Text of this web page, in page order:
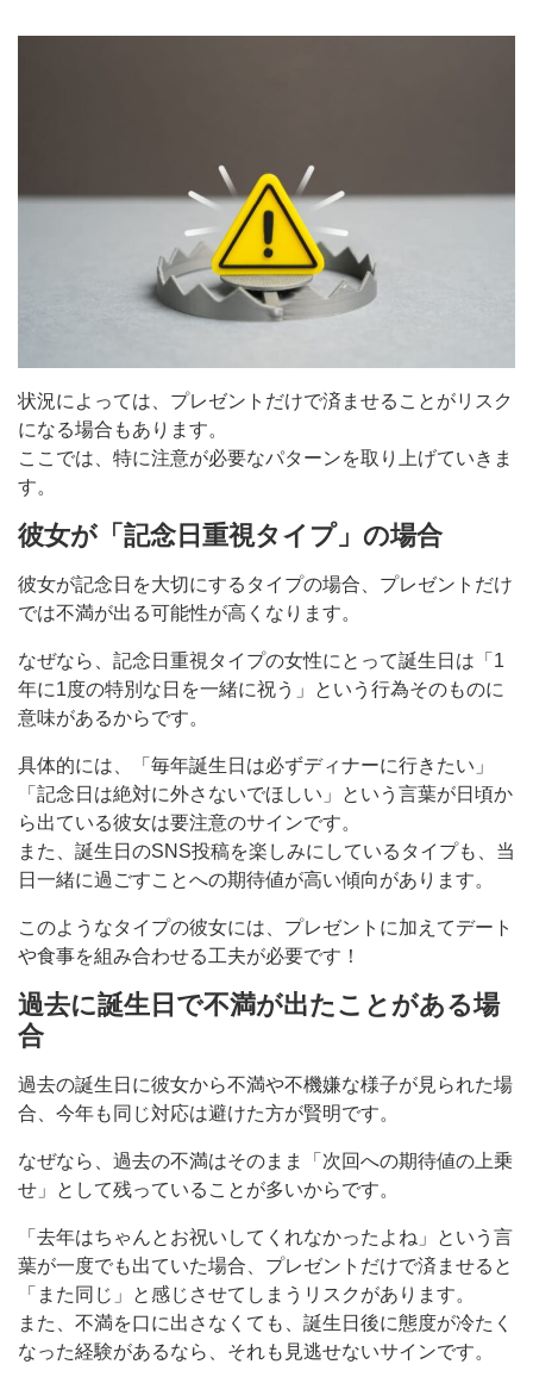
状況によっては、プレゼントだけで済ませることがリスク
になる場合もあります。
ここでは、特に注意が必要なパターンを取り上げていきま
す。
彼女が「記念日重視タイプ」の場合
彼女が記念日を大切にするタイプの場合、プレゼントだけ
では不満が出る可能性が高くなります。
なぜなら、記念日重視タイプの女性にとって誕生日は「1
年に1度の特別な日を一緒に祝う」という行為そのものに
意味があるからです。
具体的には、「毎年誕生日は必ずディナーに行きたい」
「記念日は絶対に外さないでほしい」という言葉が日頃か
ら出ている彼女は要注意のサインです。
また、誕生日のSNS投稿を楽しみにしているタイプも、当
日一緒に過ごすことへの期待値が高い傾向があります。
このようなタイプの彼女には、プレゼントに加えてデート
や食事を組み合わせる工夫が必要です！
過去に誕生日で不満が出たことがある場
合
過去の誕生日に彼女から不満や不機嫌な様子が見られた場
合、今年も同じ対応は避けた方が賢明です。
なぜなら、過去の不満はそのまま「次回への期待値の上乗
せ」として残っていることが多いからです。
「去年はちゃんとお祝いしてくれなかったよね」という言
葉が一度でも出ていた場合、プレゼントだけで済ませると
「また同じ」と感じさせてしまうリスクがあります。
また、不満を口に出さなくても、誕生日後に態度が冷たく
なった経験があるなら、それも見逃せないサインです。